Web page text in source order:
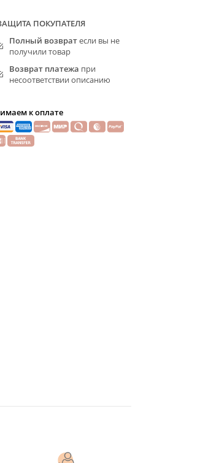
ПОКУПАТЕЛЯ
Полный возвратесли вы не
получили товар
Возврат платежа при
несоответствии описанию
к оплате